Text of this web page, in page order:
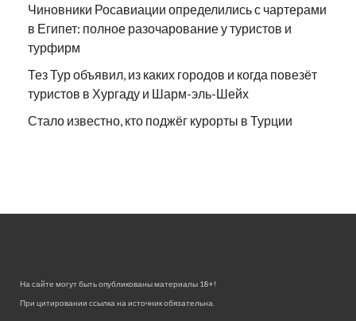
Чиновники Росавиации определились с чартерами
в Египет: полное разочарование у туристов и
турфирм
Тез Тур объявил, из каких городов и когда повезёт
туристов в Хургаду и Шарм-эль-Шейх
Стало известно, кто поджёг курорты в Турции
На сайте могут быть опубликованы материалы 18+!
При цитировании ссылка на источник обязательна.